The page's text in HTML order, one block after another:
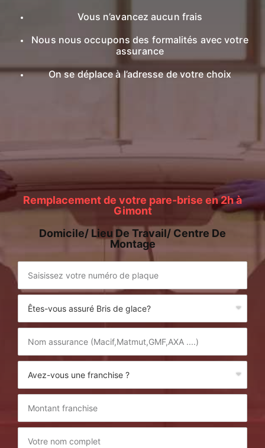
Vous n’avancez aucun frais
Nous nous occupons des formalités avec votre
assurance
On se déplace à l’adresse de votre choix
Remplacement de votre pare-brise en 2h à
Gimont
Domicile/ Lieu De Travail/ Centre De
Montage